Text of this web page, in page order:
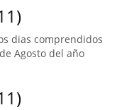
dias comprendidos
Agosto del año